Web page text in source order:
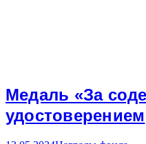
Медаль «За
удостоверением